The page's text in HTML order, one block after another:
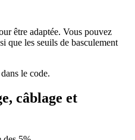
être adaptée. Vous pouvez
que les seuils de basculement
le code.
câblage et